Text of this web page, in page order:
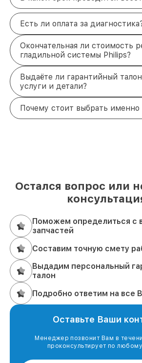
Есть ли оплата за
Окончательная ли стоимость
гладильной системы Philips?
Выдаёте ли гарантийный
услуги и детали?
Почему стоит выбрать
Остался вопрос или
Поможем определиться с
запчастей
Составим точную смету
Выдадим персональный
талон
Подробно ответим на все
Оставьте Ваши
Менеджер позвонит Вам в
проконсультирует по